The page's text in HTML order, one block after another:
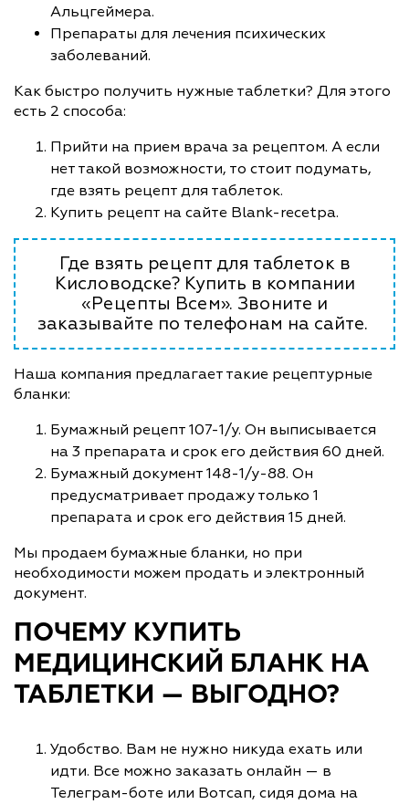
Альцгеймера.
Препараты для лечения психических
заболеваний.
Как быстро получить нужные таблетки? Для этого
есть 2 способа:
Прийти на прием врача за рецептом. А если
нет такой возможности, то стоит подумать,
где взять рецепт для таблеток.
Купить рецепт на сайте Blank-recetpa.
Где взять рецепт для таблеток в
Кисловодске? Купить в компании
«Рецепты Всем». Звоните и
заказывайте по телефонам на сайте.
Наша компания предлагает такие рецептурные
бланки:
Бумажный рецепт 107-1/у. Он выписывается
на 3 препарата и срок его действия 60 дней.
Бумажный документ 148-1/у-88. Он
предусматривает продажу только 1
препарата и срок его действия 15 дней.
Мы продаем бумажные бланки, но при
необходимости можем продать и электронный
документ.
ПОЧЕМУ КУПИТЬ
МЕДИЦИНСКИЙ БЛАНК НА
ТАБЛЕТКИ — ВЫГОДНО?
Удобство. Вам не нужно никуда ехать или
идти. Все можно заказать онлайн — в
Телеграм-боте или Вотсап, сидя дома на